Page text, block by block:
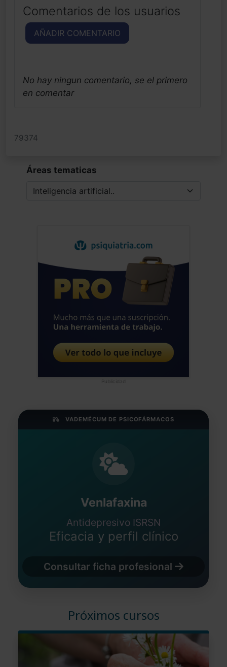
Comentarios de los usuarios
AÑADIR COMENTARIO
No hay ningun comentario, se el primero
en comentar
79374
Áreas tematicas
Publicidad
VADEMÉCUM DE PSICOFÁRMACOS
Venlafaxina
Antidepresivo ISRSN
Eficacia y perfil clínico
Consultar ficha profesional
Próximos cursos